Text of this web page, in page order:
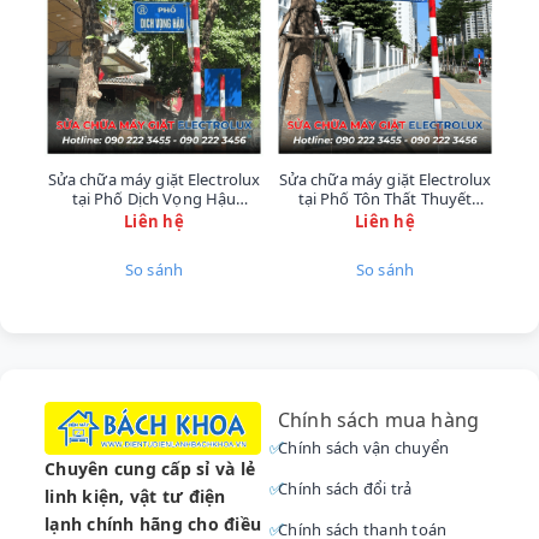
Để đảm bảo quyền lợi tốt nhất, Quý khách
hàng cần lưu ý về quy trình hỗ trợ:
Đối với sản phẩm còn trong thời hạn bảo
hành chính thức của hãng, vui lòng liên
hệ trực tiếp đếnTổng đài Atlantic: 1900
232 465để được hỗ trợ theo quy định.
🛠️ Đối với các yêu cầu sửa chữa, bảo
dưỡng ngoài bảo hành, thay thế linh kiện
Các Lỗi Thường Gặp Cần
Dịch VụSửa Máy Nước
Nóng Atlantic
Sửa chữa máy giặt Electrolux
tại Phố Dịch Vọng Hậu
0902223456
Liên hệ
So sánh
Sửa chữa máy giặt Electrolux
tại Phố Tôn Thất Thuyết
0902223456
Liên hệ
So sánh
Chuyên cung cấp sỉ và lẻ
linh kiện, vật tư điện
lạnh chính hãng cho điều
Chính sách mua hàng
Chính sách vận chuyển
Chính sách đổi trả
Chính sách thanh toán